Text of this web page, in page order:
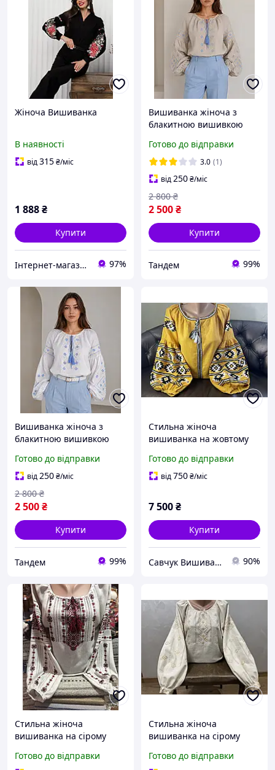
Жіноча Вишиванка
В наявності
від315₴/міс
1 888₴
Купити
Інтернет-магазин Ukr-mod ღ♥ 97%
Вишиванка жіноча з
блакитною вишивкою
Готово до відправки
3.0 (1)
від250₴/міс
2 500₴
2 800 ₴
Купити
Тандем 99%
Вишиванка жіноча з
блакитною вишивкою
Готово до відправки
від250₴/міс
2 500₴
2 800 ₴
Купити
Тандем 99%
Стильна жіноча
вишиванка на жовтому
ж-2455. XL
Готово до відправки
від750₴/міс
7 500₴
Купити
Савчук Вишиванка 90%
Стильна жіноча
вишиванка на сірому
ж-2057. L
Готово до відправки
Стильна жіноча
вишиванка на сірому
ж-2736. L
Готово до відправки